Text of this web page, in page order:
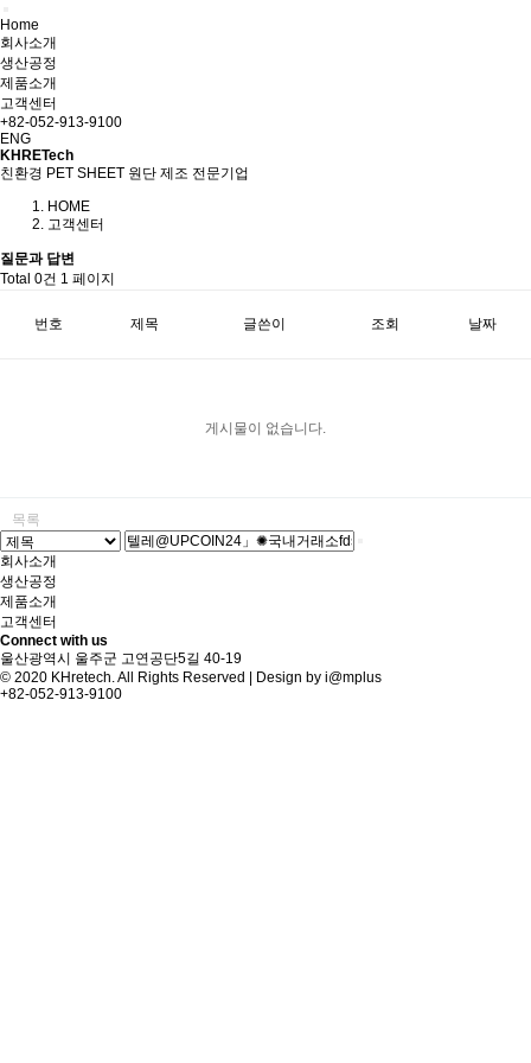
Home
회사소개
생산공정
제품소개
고객센터
+82-052-913-9100
ENG
KHRETech
친환경 PET SHEET 원단 제조 전문기업
HOME
고객센터
질문과 답변
Total 0건 1 페이지
번호 제목 글쓴이 조회 날짜
게시물이 없습니다.
목록
회사소개
생산공정
제품소개
고객센터
Connect with us
울산광역시 울주군 고연공단5길 40-19
© 2020 KHretech. All Rights Reserved | Design by i@mplus
+82-052-913-9100